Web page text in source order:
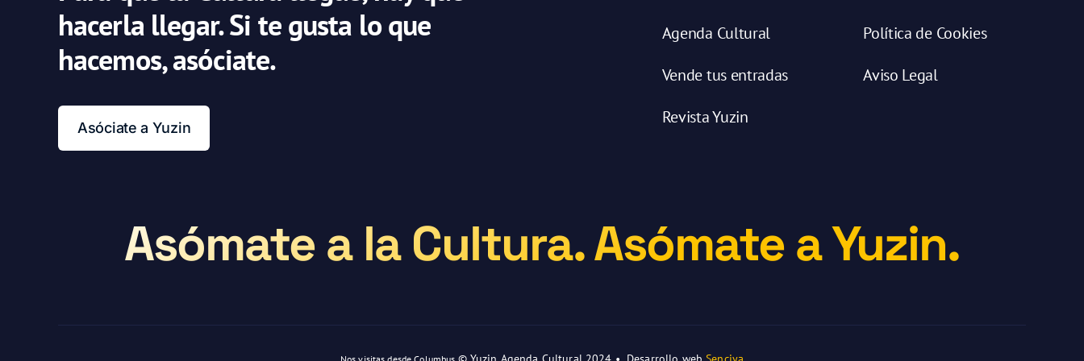
hacerla llegar. Si te gusta lo que
hacemos, asóciate.
Asóciate a Yuzin
Agenda Cultural
Vende tus entradas
Revista Yuzin
Política de Cookies
Aviso Legal
Asómate a la Cultura. Asómate a Yuzin.